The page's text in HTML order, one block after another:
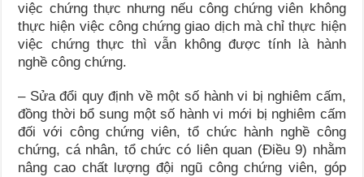
việc chứng thực nhưng nếu công chứng viên không
thực hiện việc công chứng giao dịch mà chỉ thực hiện
việc chứng thực thì vẫn không được tính là hành
nghề công chứng.
– Sửa đổi quy định về một số hành vi bị nghiêm cấm,
đồng thời bổ sung một số hành vi mới bị nghiêm cấm
đối với công chứng viên, tổ chức hành nghề công
chứng, cá nhân, tổ chức có liên quan (Điều 9) nhằm
nâng cao chất lượng đội ngũ công chứng viên, góp